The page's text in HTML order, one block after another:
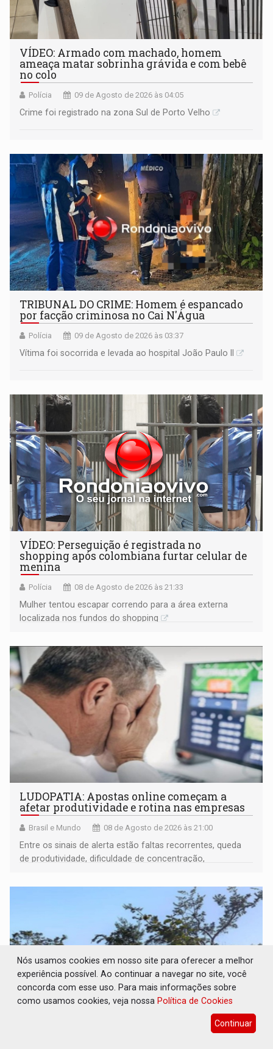
VÍDEO: Armado com machado, homem
ameaça matar sobrinha grávida e com bebê
no colo
Polícia 09 de Agosto de 2026 às 04:05
Crime foi registrado na zona Sul de Porto Velho
TRIBUNAL DO CRIME: Homem é espancado
por facção criminosa no Cai N'Água
Polícia 09 de Agosto de 2026 às 03:37
Vítima foi socorrida e levada ao hospital João Paulo II
VÍDEO: Perseguição é registrada no
shopping após colombiana furtar celular de
menina
Polícia 08 de Agosto de 2026 às 21:33
Mulher tentou escapar correndo para a área externa
localizada nos fundos do shopping
LUDOPATIA: Apostas online começam a
afetar produtividade e rotina nas empresas
Brasil e Mundo 08 de Agosto de 2026 às 21:00
Entre os sinais de alerta estão faltas recorrentes, queda
de produtividade, dificuldade de concentração,
REFLORESTAMENTO: Plantar árvores não
Nós usamos cookies em nosso site para oferecer a melhor
experiência possível. Ao continuar a navegar no site, você
concorda com esse uso. Para mais informações sobre
como usamos cookies, veja nossa Política de Cookies
Continuar